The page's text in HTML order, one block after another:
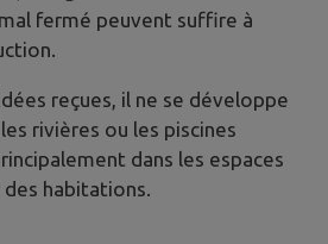
fermé peuvent suffire à
reçues, il ne se développe
rivières ou les piscines
dans les espaces
habitations.